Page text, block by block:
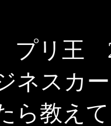
プリ王
ネスカ
ら教え